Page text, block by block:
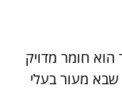
חומר מדויק
מעור בעלי